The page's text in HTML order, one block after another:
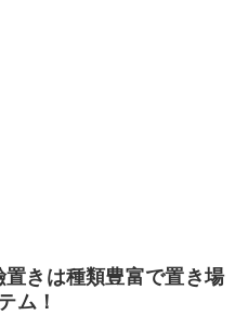
きは種類豊富で置き場
ム！